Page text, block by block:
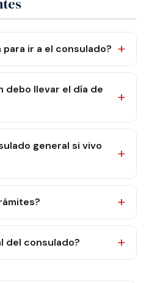
ir a el consulado?
debo llevar el día de
general si vivo
del consulado?